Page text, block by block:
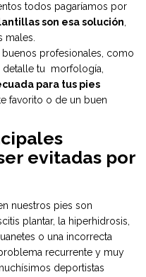
todos pagaríamos por
son esa solución,
males.
profesionales, como
detalle tu morfología,
para tus pies
favorito o de un buen
evitadas por
nuestros pies son
plantar, la hiperhidrosis,
o una incorrecta
recurrente y muy
deportistas